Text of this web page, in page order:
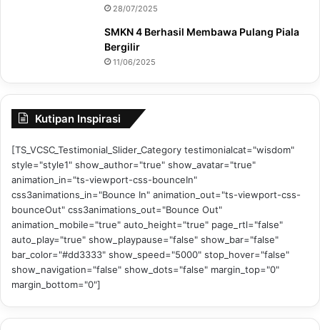
28/07/2025
SMKN 4 Berhasil Membawa Pulang Piala
Bergilir
11/06/2025
Kutipan Inspirasi
[TS_VCSC_Testimonial_Slider_Category testimonialcat="wisdom"
style="style1" show_author="true" show_avatar="true"
animation_in="ts-viewport-css-bounceIn"
css3animations_in="Bounce In" animation_out="ts-viewport-css-
bounceOut" css3animations_out="Bounce Out"
animation_mobile="true" auto_height="true" page_rtl="false"
auto_play="true" show_playpause="false" show_bar="false"
bar_color="#dd3333" show_speed="5000" stop_hover="false"
show_navigation="false" show_dots="false" margin_top="0"
margin_bottom="0"]